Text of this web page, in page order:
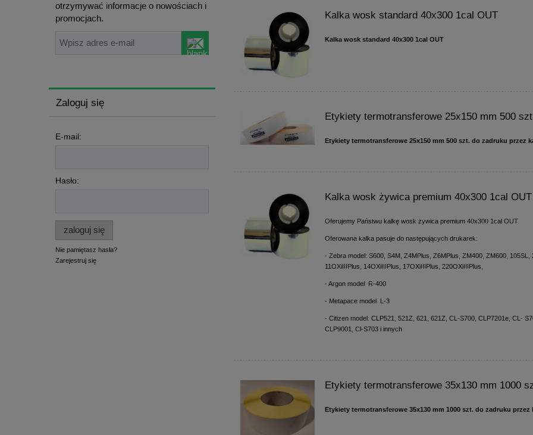
otrzymywać informacje o nowościach i
promocjach.
Zaloguj się
E-mail:
Hasło:
zaloguj się
Nie pamiętasz hasła?
Zarejestruj się
Kalka wosk standard 40x300 1cal OUT
Kalka wosk standard 40x300 1cal OUT
Etykiety termotransferowe 25x150 mm 500
Etykiety termotransferowe 25x150 mm 500 szt. do zadruku przez
Kalka wosk żywica premium 40x300 1cal OUT
Oferujemy Państwu kalkę wosk żywica premium 40x300 1cal OUT.
Oferowana kalka pasuje do następujących drukarek:
- Zebra model: S600, S4M, Z4MPlus, Z6MPlus, ZM400, ZM600, 105SL,
11OXiIIIPlus, 14OXiIIIPlus, 17OXiIIIPlus, 220OXiIIIPlus,
- Argon model: R-400
- Metapace model: L-3
- Citizen model: CLP521, 521Z, 621, 621Z, CL-S700, CLP7201e, CL-
CLP9001, Cl-S703 i innych
Etykiety termotransferowe 35x130 mm 1000
Etykiety termotransferowe 35x130 mm 1000 szt. do zadruku przez